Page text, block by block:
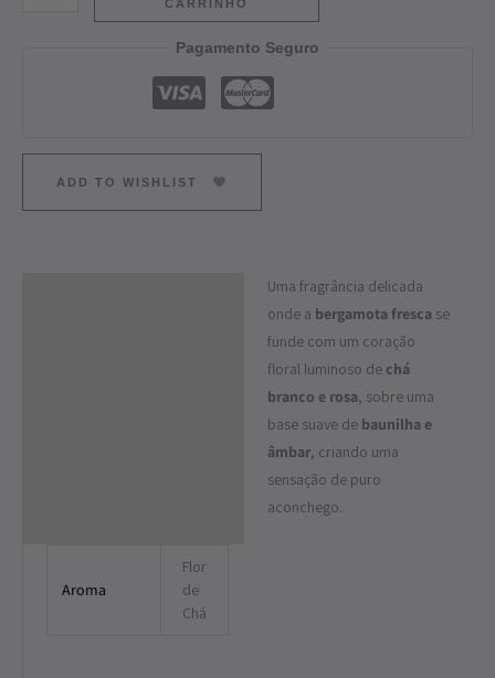
CARRINHO
Pagamento Seguro
ADD TO WISHLIST
Uma fragrância delicada
onde a bergamota fresca se
funde com um coração
floral luminoso de chá
branco e rosa, sobre uma
base suave de baunilha e
âmbar, criando uma
sensação de puro
aconchego.
Aroma
Flor
de
Chá